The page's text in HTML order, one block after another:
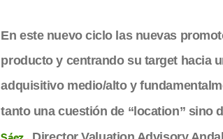
En este nuevo ciclo las nuevas
producto y centrando su target hacia
adquisitivo medio/alto y
tanto una cuestión de “location” sino